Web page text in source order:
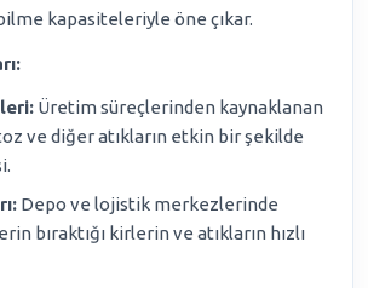
kapasiteleriyle öne çıkar.
Üretim süreçlerinden kaynaklanan
ve diğer atıkların etkin bir şekilde
Depo ve lojistik merkezlerinde
bıraktığı kirlerin ve atıkların hızlı